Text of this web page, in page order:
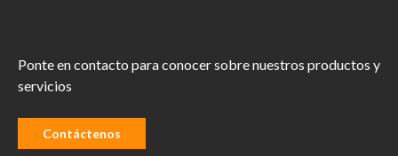
Ponte en contacto para conocer sobre nuestros productos y
servicios
Contáctenos